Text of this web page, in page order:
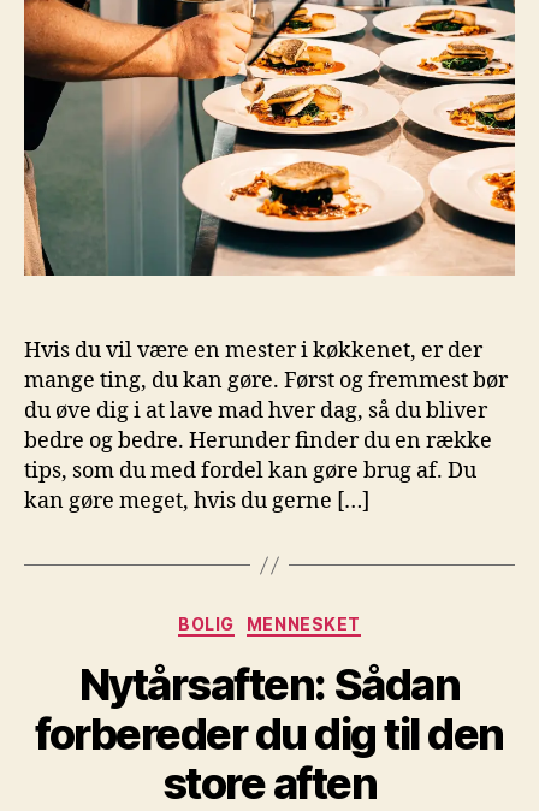
Hvis du vil være en mester i køkkenet, er der
mange ting, du kan gøre. Først og fremmest bør
du øve dig i at lave mad hver dag, så du bliver
bedre og bedre. Herunder finder du en række
tips, som du med fordel kan gøre brug af. Du
kan gøre meget, hvis du gerne […]
Kategorier
BOLIG MENNESKET
Nytårsaften: Sådan
forbereder du dig til den
store aften